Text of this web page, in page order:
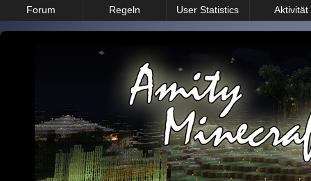
Forum Regeln User Statistics Aktivität